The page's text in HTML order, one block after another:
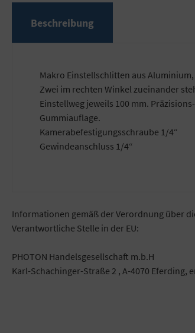
Beschreibung
Makro Einstellschlitten aus
Zwei im rechten Winkel zueinander
Einstellweg jeweils 100 mm.
Gummiauflage.
Kamerabefestigungsschraube 1/4“
Gewindeanschluss 1/4“
Informationen gemäß der Verordnung über
Verantwortliche Stelle in der EU:
PHOTON Handelsgesellschaft m.b.H
Karl-Schachinger-Straße 2 , A-4070